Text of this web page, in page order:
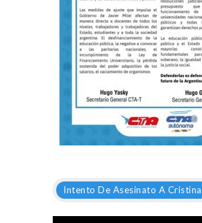
Intento De Asesinato A Cristina